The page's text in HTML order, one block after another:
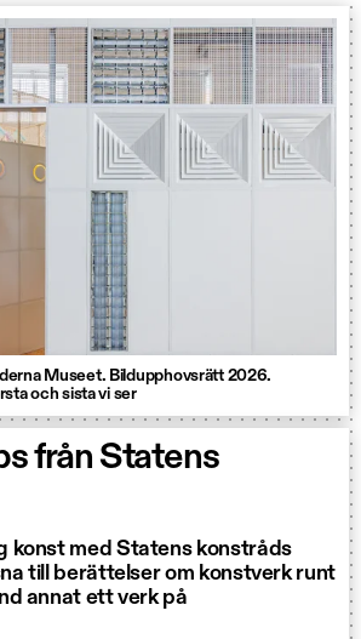
Museet. Bildupphovsrätt 2026.
och sista vi ser
från Statens
konst med Statens konstråds
till berättelser om konstverk runt
annat ett verk på